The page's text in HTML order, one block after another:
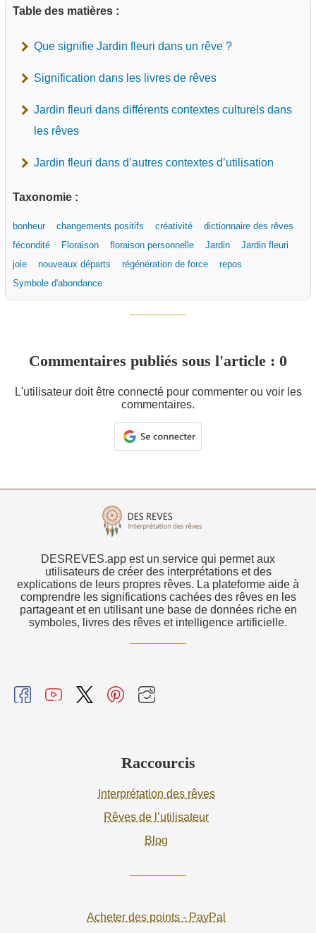
Table des matières :
Que signifie Jardin fleuri dans un rêve ?
Signification dans les livres de rêves
Jardin fleuri dans différents contextes culturels dans
les rêves
Jardin fleuri dans d’autres contextes d’utilisation
Taxonomie :
bonheur changements positifs créativité
dictionnaire des rêves
fécondité
Floraison floraison personnelle Jardin
Jardin fleuri
joie
nouveaux départs régénération de force
repos
Symbole d'abondance
Commentaires publiés sous l'article : 0
L'utilisateur doit être connecté pour commenter ou voir les
commentaires.
DESREVES.app est un service qui permet aux
utilisateurs de créer des interprétations et des
explications de leurs propres rêves. La plateforme aide à
comprendre les significations cachées des rêves en les
partageant et en utilisant une base de données riche en
symboles, livres des rêves et intelligence artificielle.
Raccourcis
Interprétation des rêves
Rêves de l’utilisateur
Blog
Acheter des points - PayPal